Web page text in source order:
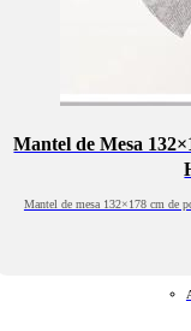
Mantel de Mesa
Mantel de mesa 132×178 cm de